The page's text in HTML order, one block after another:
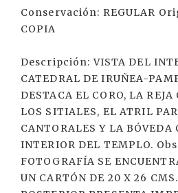
Conservación: REGULAR
COPIA
Descripción: VISTA DEL
CATEDRAL DE IRUÑEA-
DESTACA EL CORO, LA REJA
LOS SITIALES, EL ATRIL
CANTORALES Y LA BÓVEDA
INTERIOR DEL TEMPLO.
FOTOGRAFÍA SE
UN CARTÓN DE 20 X 26